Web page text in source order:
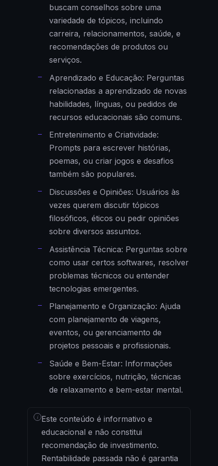
buscam conselhos sobre uma
variedade de tópicos, incluindo
carreira, relacionamentos, saúde, e
recomendações de produtos ou
serviços.
Aprendizado e Educação: Perguntas
relacionadas a aprendizado de novas
habilidades, línguas, ou pedidos de
recursos educacionais são comuns.
Entretenimento e Criatividade:
Prompts para escrever histórias,
poemas, ou criar jogos e desafios
também são populares.
Discussões e Opiniões: Usuários às
vezes querem discutir tópicos
filosóficos, éticos ou pedir opiniões
sobre diversos assuntos.
Assistência Técnica: Perguntas sobre
como usar certos softwares, resolver
problemas técnicos ou entender
tecnologias emergentes.
Planejamento e Organização: Ajuda
com planejamento de viagens,
eventos, ou gerenciamento de
projetos pessoais e profissionais.
Saúde e Bem-Estar: Informações
sobre exercícios, nutrição, técnicas
de relaxamento e bem-estar mental.
i Este conteúdo é informativo e
educacional e não constitui
recomendação de investimento.
Rentabilidade passada não é garantia